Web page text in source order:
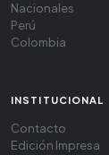
Nacionales
Perú
Colombia
INSTITUCIONAL
Contacto
Edición Impresa